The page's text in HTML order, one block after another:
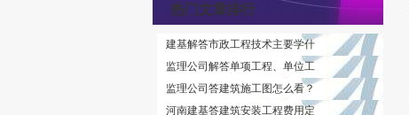
热门文章排行
建基解答市政工程技术主要学什
监理公司解答单项工程、单位工
监理公司答建筑施工图怎么看？
河南建基答建筑安装工程费用定